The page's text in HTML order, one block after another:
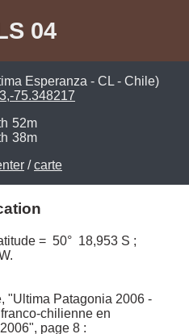
04
Esperanza - CL - Chile)
75.348217
52m
38m
/carte
=  50°  18,953 S ;
"Ultima Patagonia 2006 -
chilienne en